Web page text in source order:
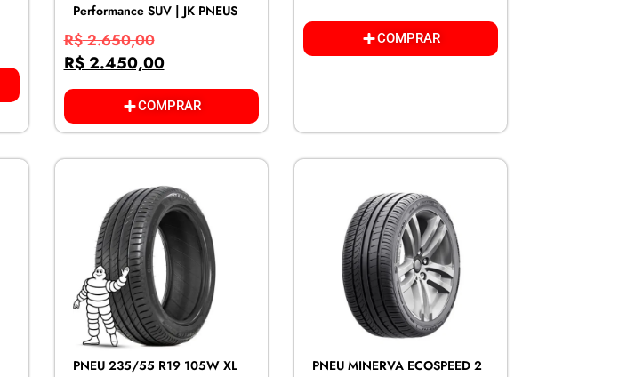
Performance SUV | JK PNEUS
R$2.650,00
R$2.450,00
COMPRAR
COMPRAR
PNEU 235/55 R19 105W XL
PNEU MINERVA ECOSPEED 2